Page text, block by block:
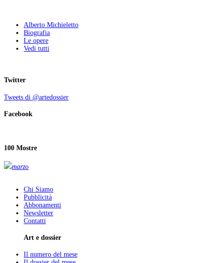
Alberto Michieletto
Biografia
Le opere
Vedi tutti
Twitter
Tweets di @artedossier
Facebook
100 Mostre
marzo
Chi Siamo
Pubblicità
Abbonamenti
Newsletter
Contatti
Art e dossier
Il numero del mese